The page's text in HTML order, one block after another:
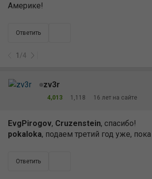
Америке!
Ответить
1 /4
zv3r
4,013 1,118 16 лет на сайте
EvgPirogov, Cruzenstein, спасибо!
pokaloka, подаем третий год уже,
Ответить